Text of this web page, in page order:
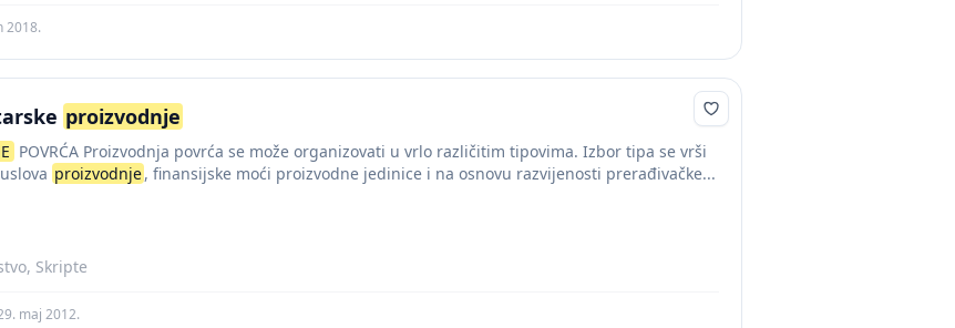
2018.
proizvodnje
POVRĆA Proizvodnja povrća se može organizovati u vrlo različitim tipovima. Izbor tipa se vrši
proizvodnje, finansijske moći proizvodne jedinice i na osnovu razvijenosti prerađivačke...
Skripte
maj 2012.